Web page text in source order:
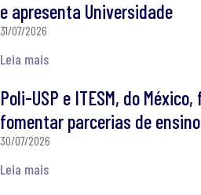
e apresenta Universidade
31/07/2026
Leia mais
Poli-USP e ITESM, do
fomentar parcerias de
30/07/2026
Leia mais